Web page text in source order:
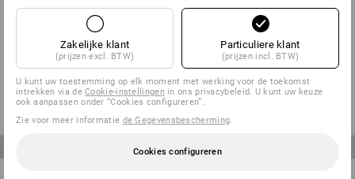
HERENSET: werkbroek + short
e.s.motion
v.a. € 126,81
(incl. BTW)
KINDERSET: Broek + Short
e.s.motion
v.a. € 60,26
(incl. BTW)
artikelen in de set
Zakelijke klant
(prijzen excl. BTW)
Particuliere klant
(prijzen incl. BTW)
U kunt uw toestemming op elk moment met werking voor de toekomst
intrekken via deCookie-instellingenin ons privacybeleid. U kunt uw keuze
ook aanpassen onder “Cookies configureren”.
Zie voor meer informatie de Gegevensbescherming.
Cookies configureren